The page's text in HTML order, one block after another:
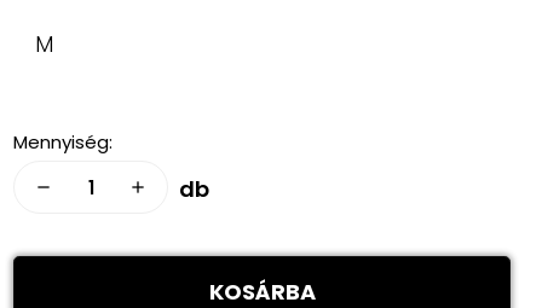
M
Mennyiség:
remove add db
KOSÁRBA